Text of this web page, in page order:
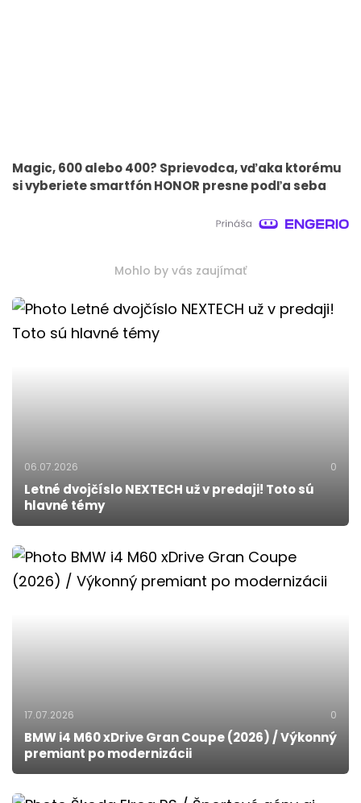
Magic, 600 alebo 400? Sprievodca, vďaka ktorému
si vyberiete smartfón HONOR presne podľa seba
Mohlo by vás zaujímať
06.07.2026 0
Letné dvojčíslo NEXTECH už v predaji! Toto sú
hlavné témy
17.07.2026 0
BMW i4 M60 xDrive Gran Coupe (2026) / Výkonný
premiant po modernizácii